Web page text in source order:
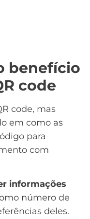
benefício
code
code, mas
em como as
para
com
informações
número de
deles.